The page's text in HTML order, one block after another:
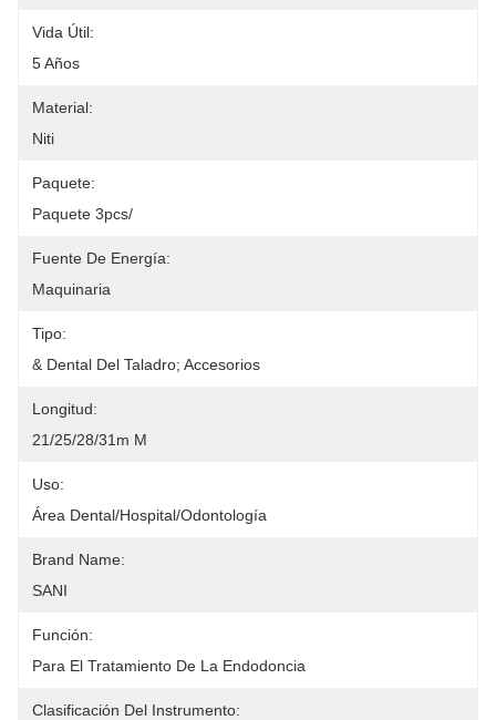
Vida Útil:
5 Años
Material:
Niti
Paquete:
Paquete 3pcs/
Fuente De Energía:
Maquinaria
Tipo:
& Dental Del Taladro; Accesorios
Longitud:
21/25/28/31m M
Uso:
Área Dental/hospital/odontología
Brand Name:
SANI
Función:
Para El Tratamiento De La Endodoncia
Clasificación Del Instrumento: